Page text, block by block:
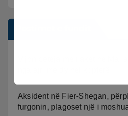
Aksident në Fier-Shegan,
furgonin, plagoset një i